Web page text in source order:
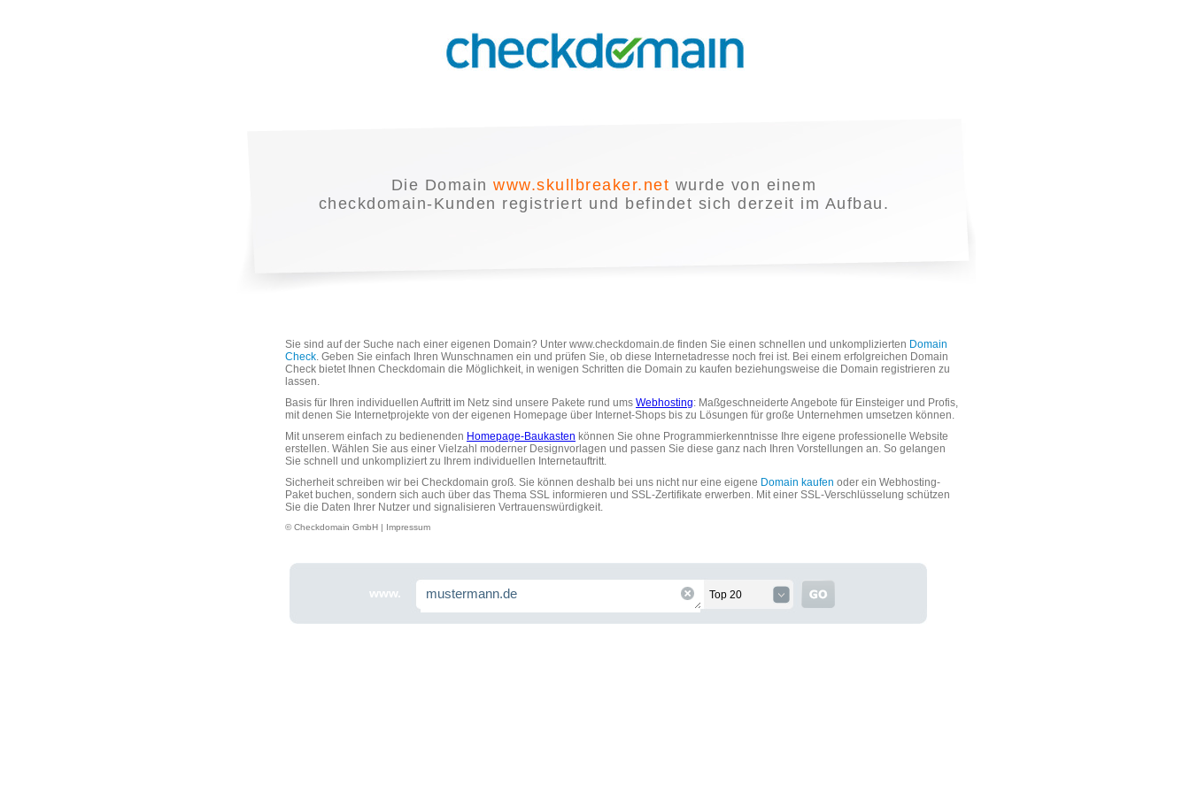
Die Domainwww.skullbreaker.net wurde von einem
checkdomain-Kunden registriert und befindet sich derzeit im Aufbau.
Sie sind auf der Suche nach einer eigenen Domain? Unter www.checkdomain.de finden Sie einen schnellen und unkomplizierten Domain
Check. Geben Sie einfach Ihren Wunschnamen ein und prüfen Sie, ob diese Internetadresse noch frei ist. Bei einem erfolgreichen Domain
Check bietet Ihnen Checkdomain die Möglichkeit, in wenigen Schritten die Domain zu kaufen beziehungsweise die Domain registrieren zu
lassen.
Basis für Ihren individuellen Auftritt im Netz sind unsere Pakete rund ums Webhosting: Maßgeschneiderte Angebote für Einsteiger und Profis,
mit denen Sie Internetprojekte von der eigenen Homepage über Internet-Shops bis zu Lösungen für große Unternehmen umsetzen können.
Mit unserem einfach zu bedienenden Homepage-Baukasten können Sie ohne Programmierkenntnisse Ihre eigene professionelle Website
erstellen. Wählen Sie aus einer Vielzahl moderner Designvorlagen und passen Sie diese ganz nach Ihren Vorstellungen an. So gelangen
Sie schnell und unkompliziert zu Ihrem individuellen Internetauftritt.
Sicherheit schreiben wir bei Checkdomain groß. Sie können deshalb bei uns nicht nur eine eigene Domain kaufen oder ein Webhosting-
Paket buchen, sondern sich auch über das Thema SSL informieren und SSL-Zertifikate erwerben. Mit einer SSL-Verschlüsselung schützen
Sie die Daten Ihrer Nutzer und signalisieren Vertrauenswürdigkeit.
© Checkdomain GmbH | Impressum
www. Top 20